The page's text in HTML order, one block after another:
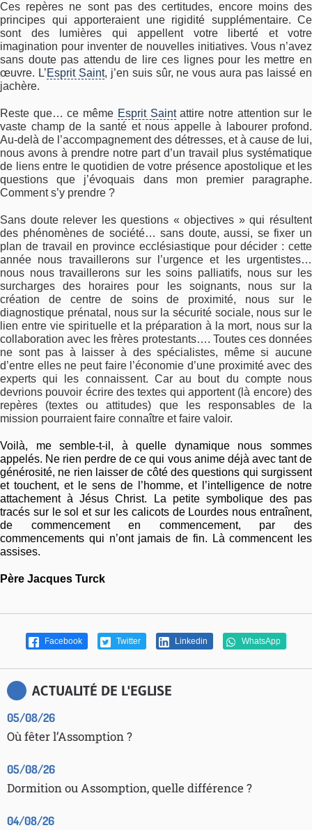
Ces repères ne sont pas des certitudes, encore moins des
principes qui apporteraient une rigidité supplémentaire. Ce
sont des lumières qui appellent votre liberté et votre
imagination pour inventer de nouvelles initiatives. Vous n’avez
sans doute pas attendu de lire ces lignes pour les mettre en
œuvre. L’Esprit Saint, j’en suis sûr, ne vous aura pas laissé en
jachère.
Reste que… ce même Esprit Saintattire notre attention sur le
vaste champ de la santé et nous appelle à labourer profond.
Au-delà de l’accompagnement des détresses, et à cause de lui,
nous avons à prendre notre part d’un travail plus systématique
de liens entre le quotidien de votre présence apostolique et les
questions que j’évoquais dans mon premier paragraphe.
Comment s’y prendre ?
Sans doute relever les questions « objectives » qui résultent
des phénomènes de société… sans doute, aussi, se fixer un
plan de travail en province ecclésiastique pour décider : cette
année nous travaillerons sur l’urgence et les urgentistes…
nous nous travaillerons sur les soins palliatifs, nous sur les
surcharges des horaires pour les soignants, nous sur la
création de centre de soins de proximité, nous sur le
diagnostique prénatal, nous sur la sécurité sociale, nous sur le
lien entre vie spirituelle et la préparation à la mort, nous sur la
collaboration avec les frères protestants…. Toutes ces données
ne sont pas à laisser à des spécialistes, même si aucune
d’entre elles ne peut faire l’économie d’une proximité avec des
experts qui les connaissent. Car au bout du compte nous
devrions pouvoir écrire des textes qui apportent (là encore) des
repères (textes ou attitudes) que les responsables de la
mission pourraient faire connaître et faire valoir.
Voilà, me semble-t-il, à quelle dynamique nous sommes
appelés. Ne rien perdre de ce qui vous anime déjà avec tant de
générosité, ne rien laisser de côté des questions qui surgissent
et touchent, et le sens de l’homme, et l’intelligence de notre
attachement à Jésus Christ. La petite symbolique des pas
tracés sur le sol et sur les calicots de Lourdes nous entraînent,
de commencement en commencement, par des
commencements qui n’ont jamais de fin. Là commencent les
assises.
Père Jacques Turck
Facebook Twitter Linkedin WhatsApp
ACTUALITÉ DE L'EGLISE
05/08/26
Où fêter l’Assomption ?
05/08/26
Dormition ou Assomption, quelle différence ?
04/08/26